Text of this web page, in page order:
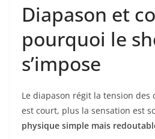
Diapason et
pourquoi le
s’impose
Le diapason régit la tension des
est court, plus la sensation est
physique simple mais